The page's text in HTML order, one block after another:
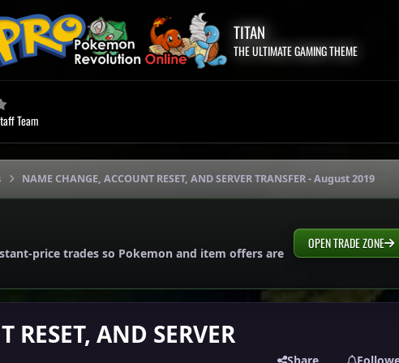
TITAN
THE ULTIMATE GAMING THEME
Team
NAME CHANGE, ACCOUNT RESET, AND SERVER TRANSFER - August 2019
price trades so Pokemon and item offers are
OPEN TRADE ZONE
RESET, AND SERVER